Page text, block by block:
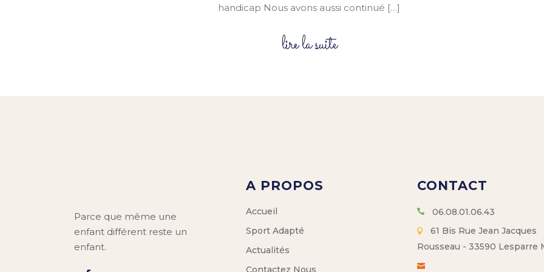
handicap Nous avons aussi continué […]
lire la suite
Parce que même une
enfant différent reste un
enfant.
A PROPOS
Accueil
Sport Adapté
Actualités
Contactez Nous
CONTACT
06.08.01.06.43
61 Bis Rue Jean Jacques
Rousseau - 33590 Lesparre